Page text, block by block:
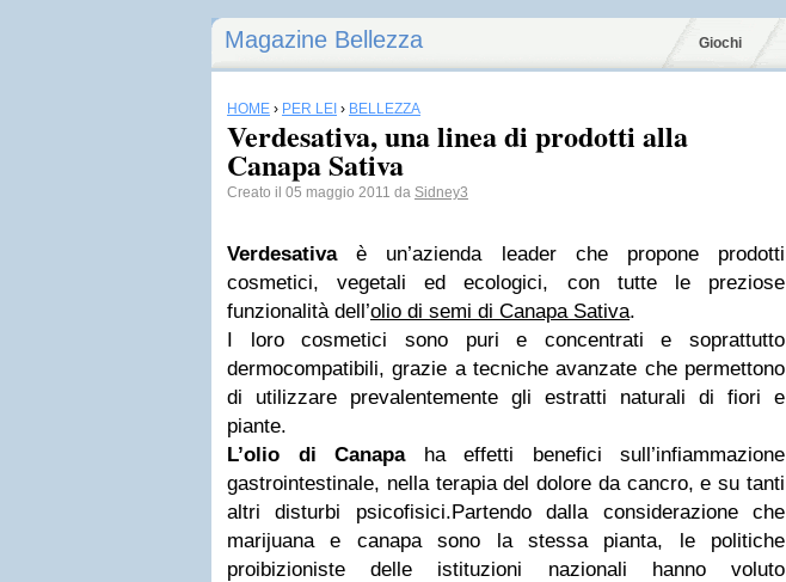
Magazine Bellezza Giochi
HOME › PER LEI › BELLEZZA
Verdesativa, una linea di prodotti alla
Canapa Sativa
Creato il 05 maggio 2011 da Sidney3
Verdesativaè un’azienda leader che propone prodotti
cosmetici, vegetali ed ecologici, con tutte le preziose
funzionalità dell’olio di semi di Canapa Sativa.
I loro cosmetici sono puri e concentrati e soprattutto
dermocompatibili, grazie a tecniche avanzate che permettono
di utilizzare prevalentemente gli estratti naturali di fiori e
piante.
L’olio di Canapaha effetti benefici sull’infiammazione
gastrointestinale, nella terapia del dolore da cancro, e su tanti
altri disturbi psicofisici.Partendo dalla considerazione che
marijuana e canapa sono la stessa pianta, le politiche
proibizioniste delle istituzioni nazionali hanno voluto